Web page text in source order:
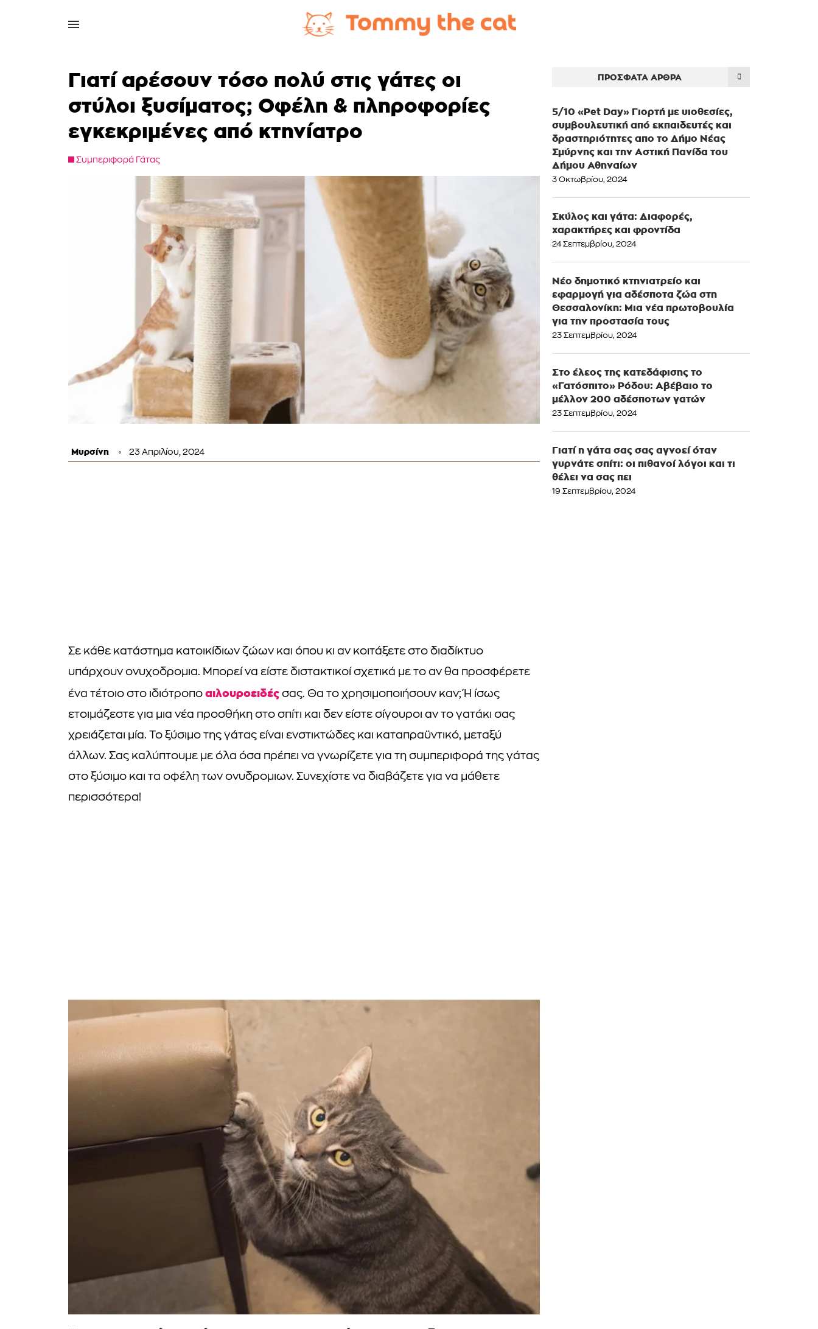
Γιατί αρέσουν τόσο πολύ στις γάτες οι
στύλοι ξυσίματος; Οφέλη & πληροφορίες
εγκεκριμένες από κτηνίατρο
Συμπεριφορά Γάτας
Μυρσίνη 23 Απριλίου, 2024
Σε κάθε κατάστημα κατοικίδιων ζώων και όπου κι αν κοιτάξετε στο διαδίκτυο
υπάρχουν ονυχοδρομια. Μπορεί να είστε διστακτικοί σχετικά με το αν θα προσφέρετε
ένα τέτοιο στο ιδιότροπο αιλουροειδές σας. Θα το χρησιμοποιήσουν καν; Ή ίσως
ετοιμάζεστε για μια νέα προσθήκη στο σπίτι και δεν είστε σίγουροι αν το γατάκι σας
χρειάζεται μία. Το ξύσιμο της γάτας είναι ενστικτώδες και καταπραϋντικό, μεταξύ
άλλων. Σας καλύπτουμε με όλα όσα πρέπει να γνωρίζετε για τη συμπεριφορά της γάτας
στο ξύσιμο και τα οφέλη των ονυδρομιων. Συνεχίστε να διαβάζετε για να μάθετε
περισσότερα!
ΠΡΌΣΦΑΤΑ ΆΡΘΡΑ
5/10 «Pet Day» Γιορτή με υιοθεσίες,
συμβουλευτική από εκπαιδευτές και
δραστηριότητες απο το Δήμο Νέας
Σμύρνης και την Αστική Πανίδα του
Δήμου Αθηναίων
3 Οκτωβρίου, 2024
Σκύλος και γάτα: Διαφορές,
χαρακτήρες και φροντίδα
24 Σεπτεμβρίου, 2024
Νέο δημοτικό κτηνιατρείο και
εφαρμογή για αδέσποτα ζώα στη
Θεσσαλονίκη: Μια νέα πρωτοβουλία
για την προστασία τους
23 Σεπτεμβρίου, 2024
Στο έλεος της κατεδάφισης το
«Γατόσπιτο» Ρόδου: Αβέβαιο το
μέλλον 200 αδέσποτων γατών
23 Σεπτεμβρίου, 2024
Γιατί η γάτα σας σας αγνοεί όταν
γυρνάτε σπίτι: οι πιθανοί λόγοι και τι
θέλει να σας πει
19 Σεπτεμβρίου, 2024